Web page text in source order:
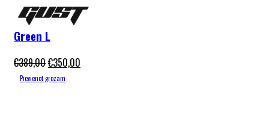
Gust Brave
2026
Green L
€389,00€350,00
Pievienot grozam